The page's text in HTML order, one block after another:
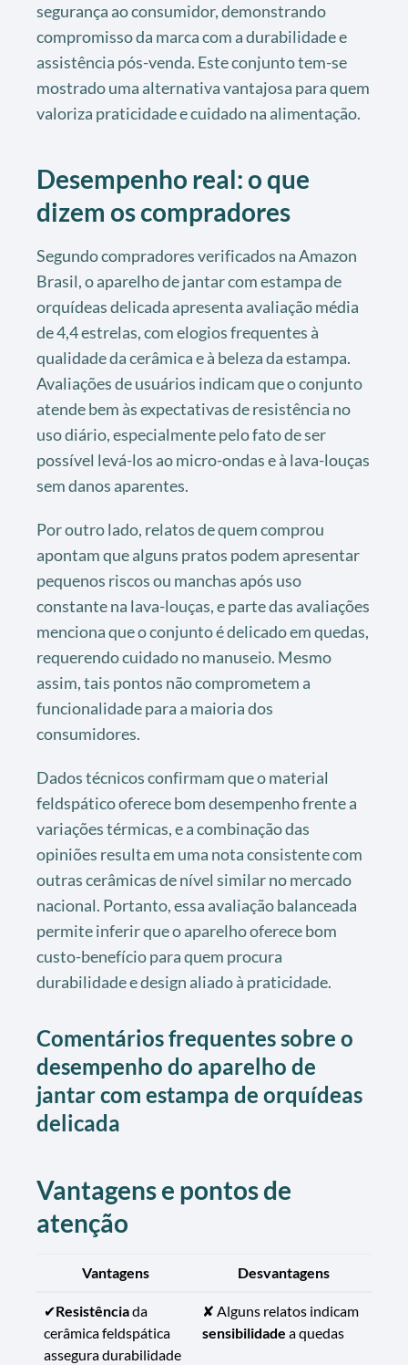
segurança ao consumidor, demonstrando
compromisso da marca com a durabilidade e
assistência pós-venda. Este conjunto tem-se
mostrado uma alternativa vantajosa para quem
valoriza praticidade e cuidado na alimentação.
Desempenho real: o que
dizem os compradores
Segundo compradores verificados na Amazon
Brasil, o aparelho de jantar com estampa de
orquídeas delicada apresenta avaliação média
de 4,4 estrelas, com elogios frequentes à
qualidade da cerâmica e à beleza da estampa.
Avaliações de usuários indicam que o conjunto
atende bem às expectativas de resistência no
uso diário, especialmente pelo fato de ser
possível levá-los ao micro-ondas e à lava-louças
sem danos aparentes.
Por outro lado, relatos de quem comprou
apontam que alguns pratos podem apresentar
pequenos riscos ou manchas após uso
constante na lava-louças, e parte das avaliações
menciona que o conjunto é delicado em quedas,
requerendo cuidado no manuseio. Mesmo
assim, tais pontos não comprometem a
funcionalidade para a maioria dos
consumidores.
Dados técnicos confirmam que o material
feldspático oferece bom desempenho frente a
variações térmicas, e a combinação das
opiniões resulta em uma nota consistente com
outras cerâmicas de nível similar no mercado
nacional. Portanto, essa avaliação balanceada
permite inferir que o aparelho oferece bom
custo-benefício para quem procura
durabilidade e design aliado à praticidade.
Comentários frequentes sobre o
desempenho do aparelho de
jantar com estampa de orquídeas
delicada
Vantagens e pontos de
atenção
Vantagens Desvantagens
✔Resistênciada
cerâmica feldspática
assegura durabilidade
✘ Alguns relatos indicam
sensibilidade a quedas